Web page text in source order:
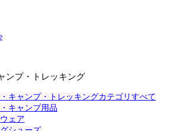
ンプ・トレッキング
キャンプ・トレッキングカテゴリすべて
キャンプ用品
ェア